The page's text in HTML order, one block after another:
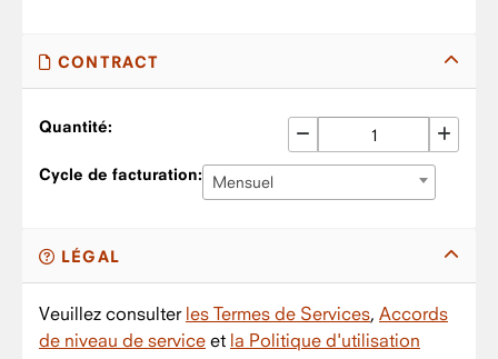
CONTRACT
Quantité:
Cycle de facturation: Mensuel
LÉGAL
Veuillez consulter les Termes de Services, Accords
de niveau de service et la Politique d'utilisation